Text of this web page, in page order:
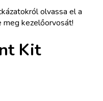
olvassa el a
meg kezelőorvosát!
Kit